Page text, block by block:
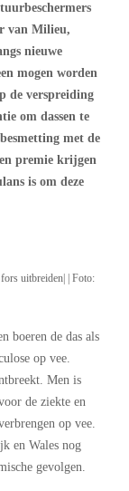
van Milieu,
nieuwe
mogen worden
de verspreiding
om dassen te
met de
premie krijgen
is om deze
uitbreiden| | Foto:
boeren de das als
op vee.
Men is
de ziekte en
op vee.
en Wales nog
gevolgen.